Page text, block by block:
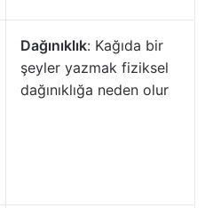
Dağınıklık: Kağıda bir
şeyler yazmak fiziksel
dağınıklığa neden olur